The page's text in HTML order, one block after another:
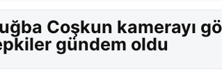
Coşkun kamerayı
gündem oldu